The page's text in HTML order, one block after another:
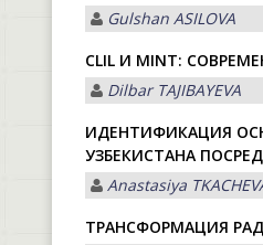
Gulshan АSILOVА
CLIL И MINT:
Dilbar TAJIBAYEVA
ИДЕНТИФИКАЦИЯ
УЗБЕКИСТАНА
Anastasiya
ТРАНСФОРМАЦИЯ